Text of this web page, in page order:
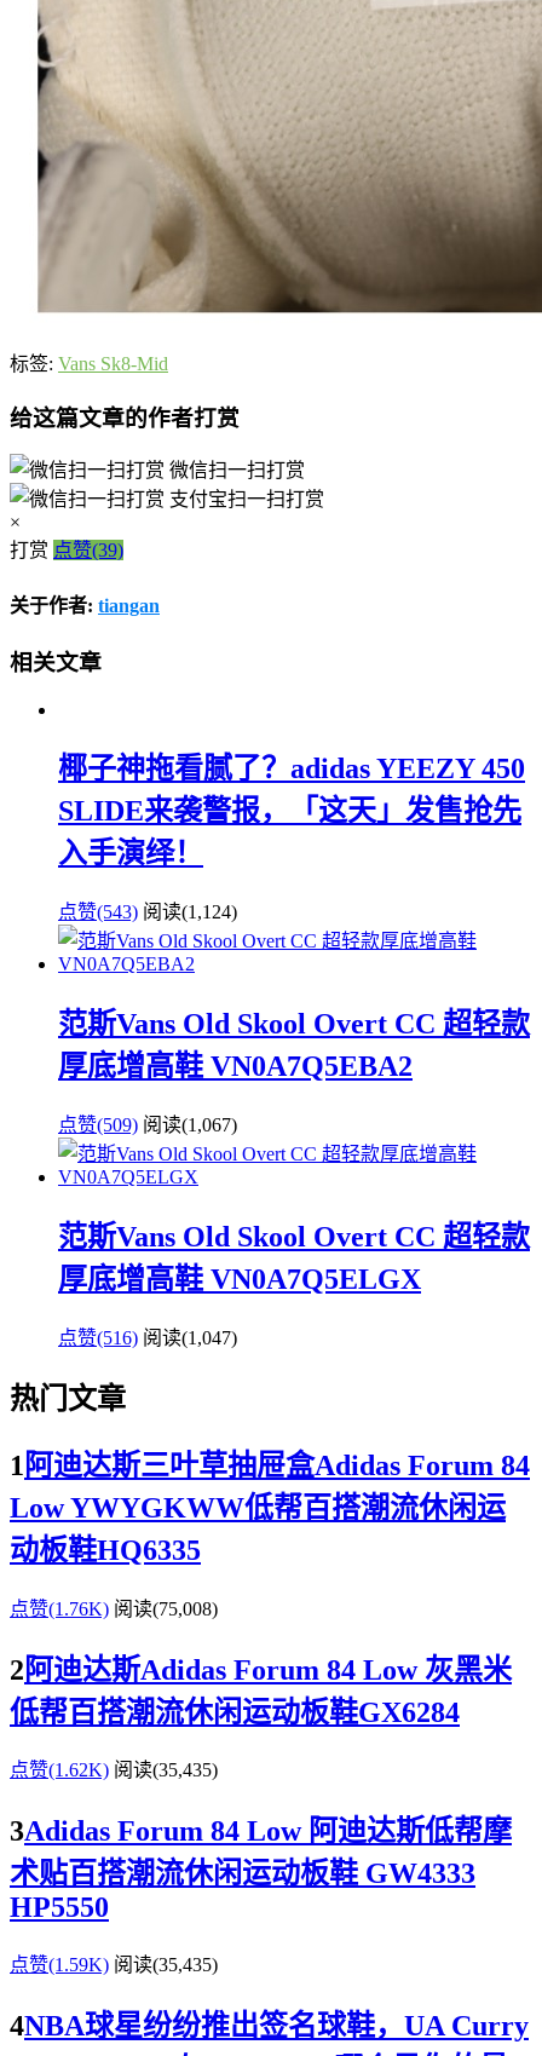
标签: Vans Sk8-Mid
给这篇文章的作者打赏
微信扫一扫打赏
支付宝扫一扫打赏
×
打赏 点赞(39)
关于作者: tiangan
相关文章
椰子神拖看腻了？adidas YEEZY 450
SLIDE来袭警报，「这天」发售抢先
入手演绎！
点赞(543) 阅读(1,124)
范斯Vans Old Skool Overt CC 超轻款
厚底增高鞋 VN0A7Q5EBA2
点赞(509) 阅读(1,067)
范斯Vans Old Skool Overt CC 超轻款
厚底增高鞋 VN0A7Q5ELGX
点赞(516) 阅读(1,047)
热门文章
1 阿迪达斯三叶草抽屉盒Adidas Forum 84
Low YWYGKWW低帮百搭潮流休闲运
动板鞋HQ6335
点赞(1.76K) 阅读(75,008)
2阿迪达斯Adidas Forum 84 Low 灰黑米
低帮百搭潮流休闲运动板鞋GX6284
点赞(1.62K) 阅读(35,435)
3Adidas Forum 84 Low 阿迪达斯低帮摩
术贴百搭潮流休闲运动板鞋 GW4333
HP5550
点赞(1.59K) 阅读(35,435)
4NBA球星纷纷推出签名球鞋，UA Curry